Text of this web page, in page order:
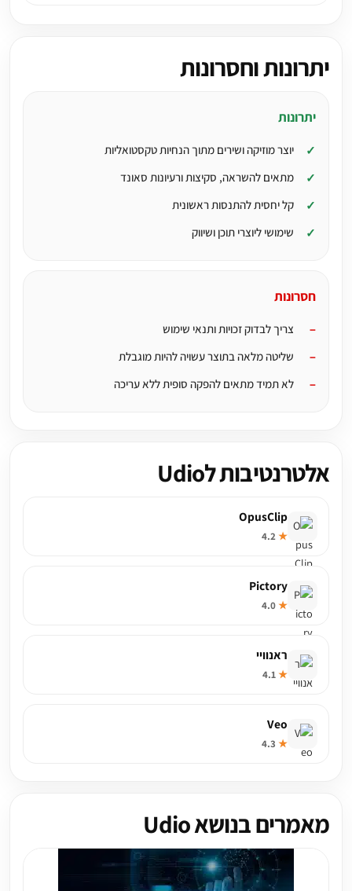
יתרונות וחסרונות
יתרונות
יוצר מוזיקה ושירים מתוך הנחיות טקסטואליות
מתאים להשראה, סקיצות ורעיונות סאונד
קל יחסית להתנסות ראשונית
שימושי ליוצרי תוכן ושיווק
חסרונות
צריך לבדוק זכויות ותנאי שימוש
שליטה מלאה בתוצר עשויה להיות מוגבלת
לא תמיד מתאים להפקה סופית ללא עריכה
אלטרנטיבות לUdio
OpusClip
★
Pictory
★
ראנוויי
★
Veo
★
מאמרים בנושא Udio